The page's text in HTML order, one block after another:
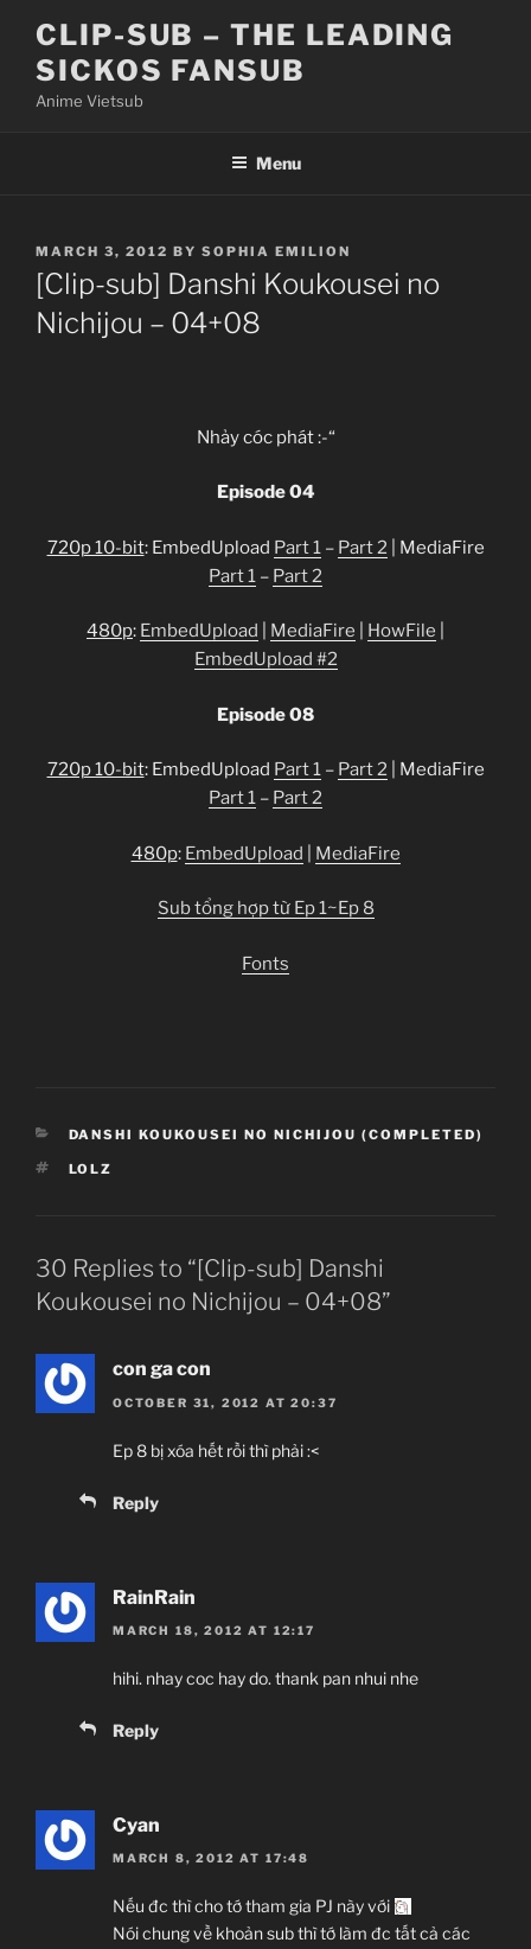
content
CLIP-SUB – THE LEADING
SICKOS FANSUB
Anime Vietsub
Menu
POSTED
ON
MARCH 3, 2012 BY SOPHIA EMILION
[Clip-sub] Danshi Koukousei no
Nichijou – 04+08
Nhảy cóc phát :-“
Episode 04
720p 10-bit: EmbedUpload Part 1– Part 2 | MediaFire
Part 1 – Part 2
480p: EmbedUpload MediaFire HowFile
EmbedUpload #2
Episode 08
720p 10-bit: EmbedUpload Part 1– Part 2 | MediaFire
Part 1 – Part 2
480p: EmbedUpload MediaFire
Sub tổng hợp từ Ep 1~Ep 8
Fonts
CATEGORIES
DANSHI KOUKOUSEI NO NICHIJOU (COMPLETED)
TAGS
LOLZ
30 Replies to “[Clip-sub] Danshi
Koukousei no Nichijou – 04+08”
con ga con
OCTOBER 31, 2012 AT 20:37
Ep 8 bị xóa hết rồi thì phải :<
Reply
RainRain
MARCH 18, 2012 AT 12:17
hihi. nhay coc hay do. thank pan nhui nhe
Reply
Cyan
MARCH 8, 2012 AT 17:48
Nếu đc thì cho tớ tham gia PJ này với
Nói chung về khoản sub thì tớ làm đc tất cả các